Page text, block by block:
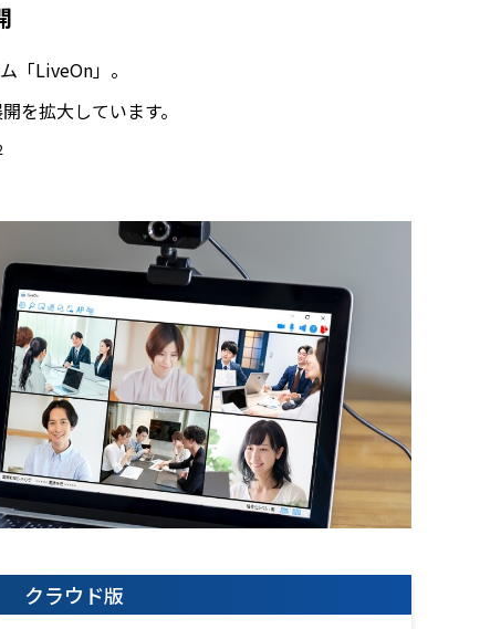
「LiveOn」。
を拡大しています。
クラウド版